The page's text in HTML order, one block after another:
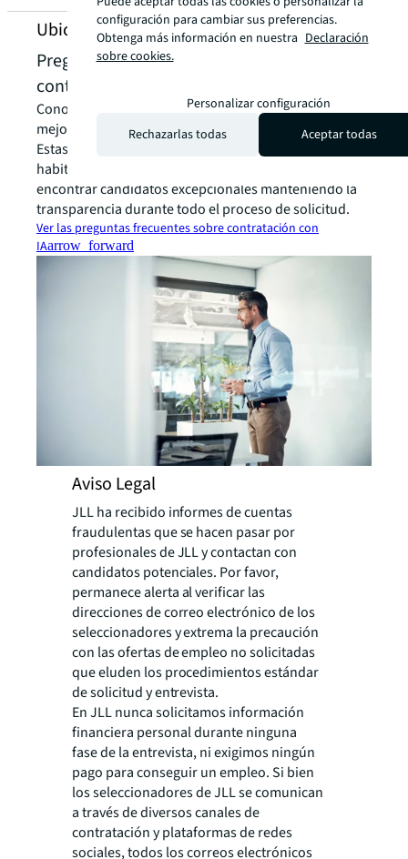
Ubicaciones de JLL
Preguntas frecuentes sobre el proceso de
contratación con IA
Conoce la tecnología de selección con IA de JLL y cómo
mejora nuestro proceso de adquisición de talento.
Estas preguntas frecuentes abordan cuestiones
habituales sobre nuestro enfoque innovador para
encontrar candidatos excepcionales manteniendo la
transparencia durante todo el proceso de solicitud.
Ver las preguntas frecuentes sobre contratación con
IAarrow_forward
Aviso Legal
JLL ha recibido informes de cuentas
fraudulentas que se hacen pasar por
profesionales de JLL y contactan con
candidatos potenciales. Por favor,
permanece alerta al verificar las
direcciones de correo electrónico de los
seleccionadores y extrema la precaución
con las ofertas de empleo no solicitadas
que eluden los procedimientos estándar
de solicitud y entrevista.
En JLL nunca solicitamos información
financiera personal durante ninguna
fase de la entrevista, ni exigimos ningún
pago para conseguir un empleo. Si bien
los seleccionadores de JLL se comunican
a través de diversos canales de
contratación y plataformas de redes
sociales, todos los correos electrónicos
configuración para cambiar sus preferencias.
Obtenga más información en nuestra Declaración
sobre cookies.
Personalizar configuración
Rechazarlas todas
Aceptar todas